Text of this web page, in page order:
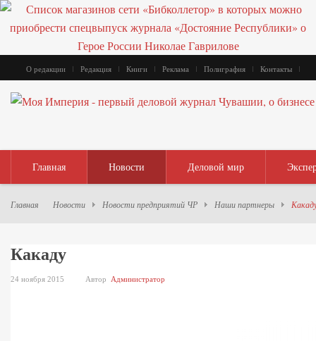
О редакции Редакция Книги Реклама Полиграфия Контакты
Главная Новости Деловой мир
Главная Новости Новости предприятий ЧР Наши партнеры
Какаду
24 ноября 2015 Автор Администратор